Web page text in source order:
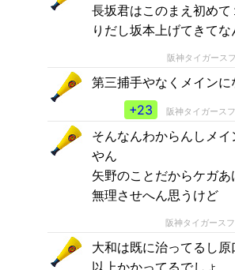
長坂君はこのまえ初め
りだし坂本上げてきてな
阪神タイガース
第三捕手やなくメイン
+23
阪神タイガース
そんなんわからんしメイ
やん
矢野のことだからケガ
無理させへん思うけど
阪神タイガース
大和は既に治ってるし原